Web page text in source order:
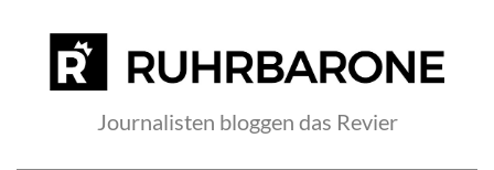
Journalisten bloggen das Revier